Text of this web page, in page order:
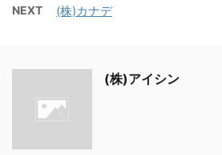
NEXT (株)カナデ
(株)アイシン